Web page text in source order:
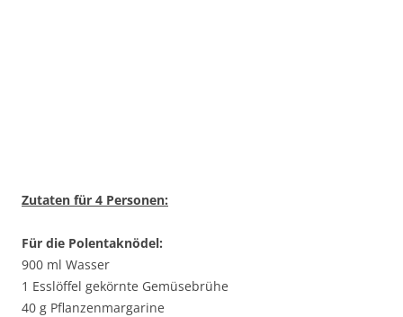
Zutaten für 4 Personen:
Für die Polentaknödel:
900 ml Wasser
1 Esslöffel gekörnte Gemüsebrühe
40 g Pflanzenmargarine